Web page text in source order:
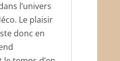
l’univers
Le plaisir
donc en